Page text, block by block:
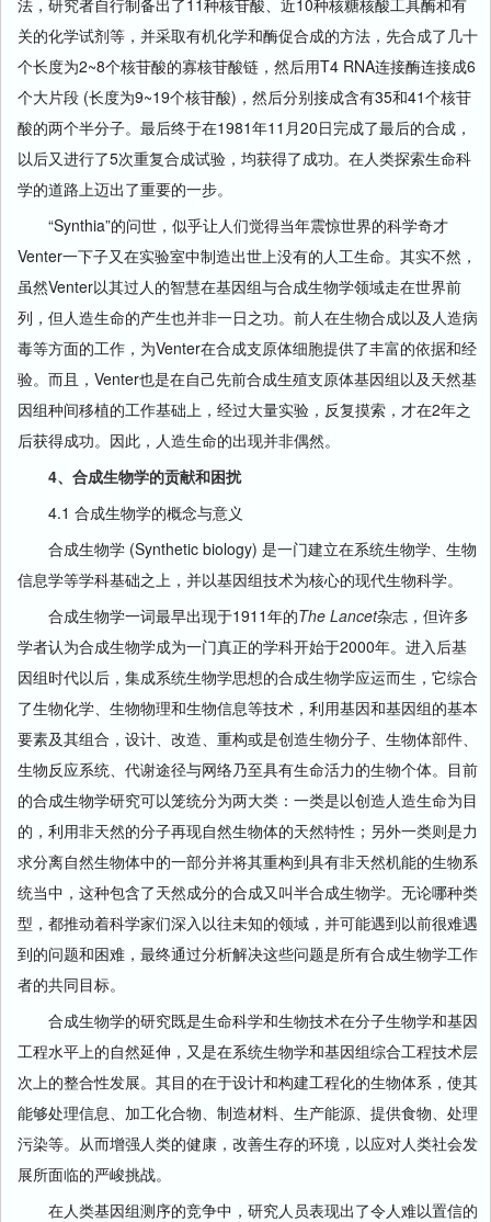
关的化学试剂等，并采取有机化学和酶促合成的方法，先合成了几十
个长度为2~8个核苷酸的寡核苷酸链，然后用T4 RNA连接酶连接成6
个大片段 (长度为9~19个核苷酸)，然后分别接成含有35和41个核苷
酸的两个半分子。最后终于在1981年11月20日完成了最后的合成，
以后又进行了5次重复合成试验，均获得了成功。在人类探索生命科
学的道路上迈出了重要的一步。
“Synthia”的问世，似乎让人们觉得当年震惊世界的科学奇才
Venter一下子又在实验室中制造出世上没有的人工生命。其实不然，
虽然Venter以其过人的智慧在基因组与合成生物学领域走在世界前
列，但人造生命的产生也并非一日之功。前人在生物合成以及人造病
毒等方面的工作，为Venter在合成支原体细胞提供了丰富的依据和经
验。而且，Venter也是在自己先前合成生殖支原体基因组以及天然基
因组种间移植的工作基础上，经过大量实验，反复摸索，才在2年之
后获得成功。因此，人造生命的出现并非偶然。
4、合成生物学的贡献和困扰
4.1 合成生物学的概念与意义
合成生物学 (Synthetic biology) 是一门建立在系统生物学、生物
信息学等学科基础之上，并以基因组技术为核心的现代生物科学。
合成生物学一词最早出现于1911年的The Lancet杂志，但许多
学者认为合成生物学成为一门真正的学科开始于2000年。进入后基
因组时代以后，集成系统生物学思想的合成生物学应运而生，它综合
了生物化学、生物物理和生物信息等技术，利用基因和基因组的基本
要素及其组合，设计、改造、重构或是创造生物分子、生物体部件、
生物反应系统、代谢途径与网络乃至具有生命活力的生物个体。目前
的合成生物学研究可以笼统分为两大类：一类是以创造人造生命为目
的，利用非天然的分子再现自然生物体的天然特性；另外一类则是力
求分离自然生物体中的一部分并将其重构到具有非天然机能的生物系
统当中，这种包含了天然成分的合成又叫半合成生物学。无论哪种类
型，都推动着科学家们深入以往未知的领域，并可能遇到以前很难遇
到的问题和困难，最终通过分析解决这些问题是所有合成生物学工作
者的共同目标。
合成生物学的研究既是生命科学和生物技术在分子生物学和基因
工程水平上的自然延伸，又是在系统生物学和基因组综合工程技术层
次上的整合性发展。其目的在于设计和构建工程化的生物体系，使其
能够处理信息、加工化合物、制造材料、生产能源、提供食物、处理
污染等。从而增强人类的健康，改善生存的环境，以应对人类社会发
展所面临的严峻挑战。
在人类基因组测序的竞争中，研究人员表现出了令人难以置信的